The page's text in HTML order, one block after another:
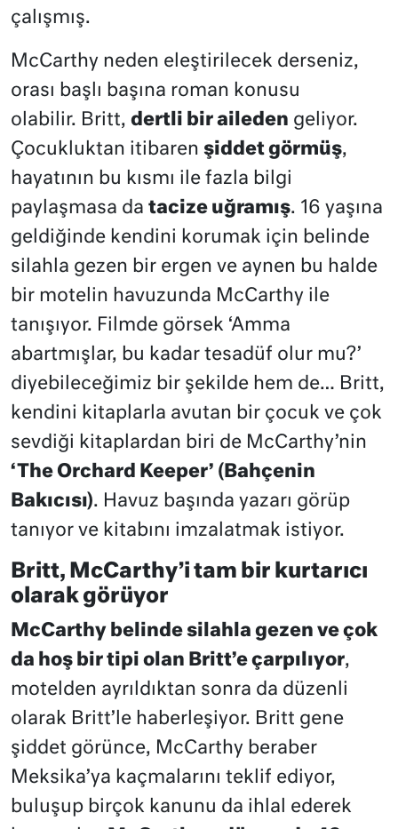
çalışmış.
McCarthy neden eleştirilecek derseniz,
orası başlı başına roman konusu
olabilir. Britt, dertli bir aileden geliyor.
Çocukluktan itibaren şiddet görmüş,
hayatının bu kısmı ile fazla bilgi
paylaşmasa da tacize uğramış. 16 yaşına
geldiğinde kendini korumak için belinde
silahla gezen bir ergen ve aynen bu halde
bir motelin havuzunda McCarthy ile
tanışıyor. Filmde görsek ‘Amma
abartmışlar, bu kadar tesadüf olur mu?’
diyebileceğimiz bir şekilde hem de… Britt,
kendini kitaplarla avutan bir çocuk ve çok
sevdiği kitaplardan biri de McCarthy’nin
‘The Orchard Keeper’ (Bahçenin
Bakıcısı). Havuz başında yazarı görüp
tanıyor ve kitabını imzalatmak istiyor.
Britt, McCarthy’i tam bir kurtarıcı
olarak görüyor
McCarthy belinde silahla gezen ve çok
da hoş bir tipi olan Britt’e çarpılıyor,
motelden ayrıldıktan sonra da düzenli
olarak Britt’le haberleşiyor. Britt gene
şiddet görünce, McCarthy beraber
Meksika’ya kaçmalarını teklif ediyor,
buluşup birçok kanunu da ihlal ederek